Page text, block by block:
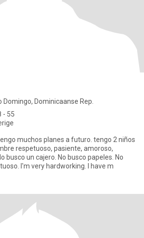
Dominicaanse Rep.
- 55
muchos planes a futuro. tengo 2 niños
respetuoso, pasiente, amoroso,
busco hombre irrespetuoso. I'm very hardworking. I have m